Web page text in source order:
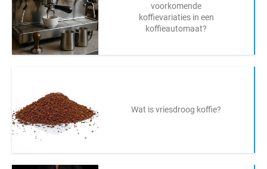
voorkomende
koffievariaties in een
koffieautomaat?
Wat is vriesdroog koffie?